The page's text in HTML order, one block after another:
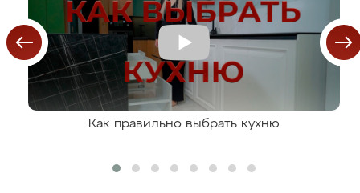
Как правильно выбрать кухню